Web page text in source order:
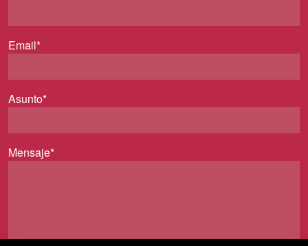
Email*
Asunto*
Mensaje*